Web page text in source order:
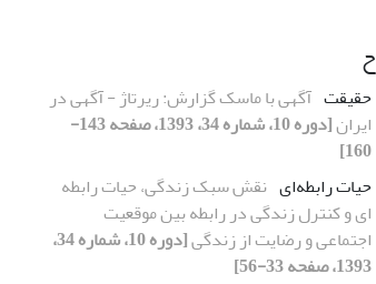
ح
حقیقت آگهی با ماسک گزارش: ریرتاژ - آگهی در
ایران
[دوره 10، شماره 34، 1393، صفحه 143-
160]
حیات رابطه‌ای نقش سبک زندگی، حیات رابطه
ای و کنترل زندگی در رابطه بین موقعیت
اجتماعی و رضایت از زندگی
[دوره 10، شماره 34،
1393، صفحه 33-56]